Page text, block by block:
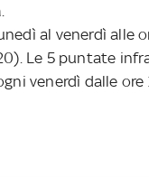
al venerdì alle
Le 5 puntate
venerdì dalle